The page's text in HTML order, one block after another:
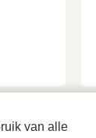
van alle